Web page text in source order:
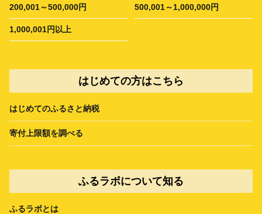
200,001～500,000円 500,001～1,000,000円
1,000,001円以上
はじめての方はこちら
はじめてのふるさと納税
寄付上限額を調べる
ふるラボについて知る
ふるラボとは